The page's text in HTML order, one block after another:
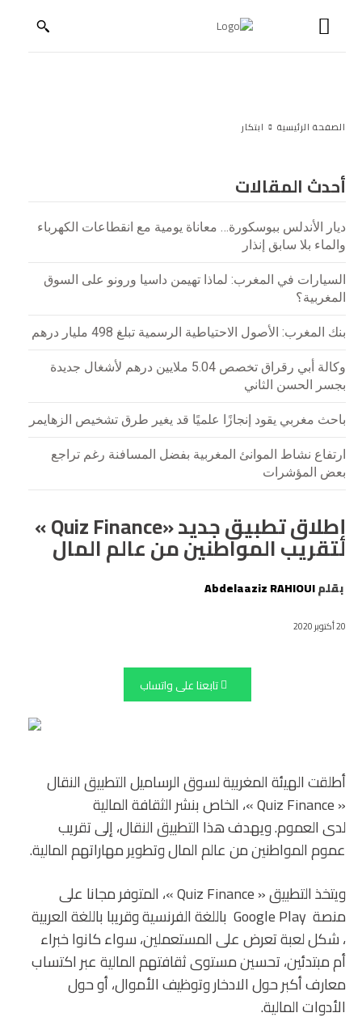
الصفحة الرئيسية ابتكار
أحدث المقالات
ديار الأندلس ببوسكورة… معاناة يومية مع انقطاعات الكهرباء
والماء بلا سابق إنذار
السيارات في المغرب: لماذا تهيمن داسيا ورونو على السوق
المغربية؟
بنك المغرب: الأصول الاحتياطية الرسمية تبلغ 498 مليار درهم
وكالة أبي رقراق تخصص 5.04 ملايين درهم لأشغال جديدة
بجسر الحسن الثاني
باحث مغربي يقود إنجازًا علميًا قد يغير طرق تشخيص الزهايمر
ارتفاع نشاط الموانئ المغربية بفضل المسافنة رغم تراجع
بعض المؤشرات
إطلاق تطبيق جديد «Quiz Finance »
لتقريب المواطنين من عالم المال
بقلمAbdelaaziz RAHIOUI
20 أكتوبر 2020
تابعنا على واتساب
أطلقت الهيئة المغربية لسوق الرساميل التطبيق النقال
« Quiz Finance »، الخاص بنشر الثقافة المالية
لدى العموم. ويهدف هذا التطبيق النقال، إلى تقريب
عموم المواطنين من عالم المال وتطوير مهاراتهم المالية.
ويتخذ التطبيق « Quiz Finance »، المتوفر مجانا على
منصة Google Play باللغة الفرنسية وقريبا باللغة العربية
، شكل لعبة تعرض على المستعملين، سواء كانوا خبراء
أم مبتدئين، تحسين مستوى ثقافتهم المالية عبر اكتساب
معارف أكبر حول الادخار وتوظيف الأموال، أو حول
الأدوات المالية.